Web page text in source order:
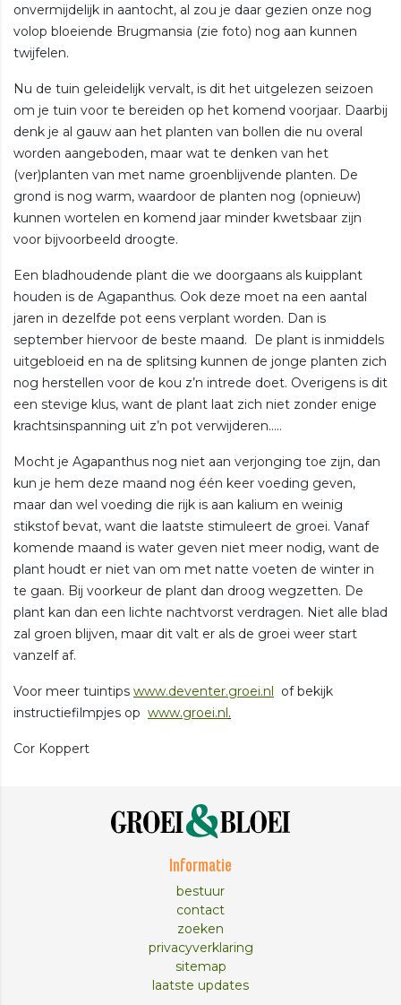
onvermijdelijk in aantocht, al zou je daar gezien onze nog
volop bloeiende Brugmansia (zie foto) nog aan kunnen
twijfelen.
Nu de tuin geleidelijk vervalt, is dit het uitgelezen seizoen
om je tuin voor te bereiden op het komend voorjaar. Daarbij
denk je al gauw aan het planten van bollen die nu overal
worden aangeboden, maar wat te denken van het
(ver)planten van met name groenblijvende planten. De
grond is nog warm, waardoor de planten nog (opnieuw)
kunnen wortelen en komend jaar minder kwetsbaar zijn
voor bijvoorbeeld droogte.
Een bladhoudende plant die we doorgaans als kuipplant
houden is de Agapanthus. Ook deze moet na een aantal
jaren in dezelfde pot eens verplant worden. Dan is
september hiervoor de beste maand. De plant is inmiddels
uitgebloeid en na de splitsing kunnen de jonge planten zich
nog herstellen voor de kou z’n intrede doet. Overigens is dit
een stevige klus, want de plant laat zich niet zonder enige
krachtsinspanning uit z’n pot verwijderen…..
Mocht je Agapanthus nog niet aan verjonging toe zijn, dan
kun je hem deze maand nog één keer voeding geven,
maar dan wel voeding die rijk is aan kalium en weinig
stikstof bevat, want die laatste stimuleert de groei. Vanaf
komende maand is water geven niet meer nodig, want de
plant houdt er niet van om met natte voeten de winter in
te gaan. Bij voorkeur de plant dan droog wegzetten. De
plant kan dan een lichte nachtvorst verdragen. Niet alle blad
zal groen blijven, maar dit valt er als de groei weer start
vanzelf af.
Voor meer tuintips www.deventer.groei.nl of bekijk
instructiefilmpjes op www.groei.nl.
Cor Koppert
Informatie
bestuur
contact
zoeken
privacyverklaring
sitemap
laatste updates